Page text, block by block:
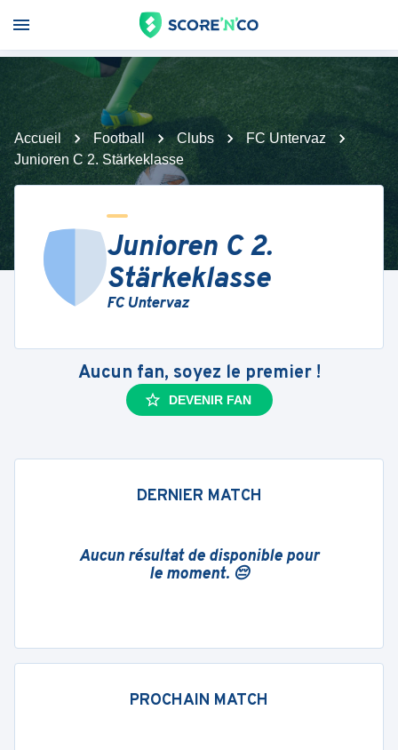
Accueil Football Clubs
FC Untervaz
Junioren C 2. Stärkeklasse
Junioren C 2.
Stärkeklasse
FC Untervaz
Aucun fan, soyez le premier !
DEVENIR FAN
DERNIER MATCH
Aucun résultat de disponible pour
le moment. 😔
PROCHAIN MATCH